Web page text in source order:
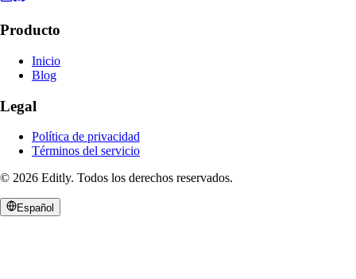
Producto
Inicio
Blog
Legal
Política de privacidad
Términos del servicio
© 2026 Editly. Todos los derechos reservados.
Español